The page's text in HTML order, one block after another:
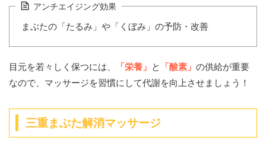
アンチエイジング効果
まぶたの「たるみ」や「くぼみ」の予防・改善
目元を若々しく保つには、 「栄養」 と 「酸素」 の供給が重要
なので、マッサージを習慣にして代謝を向上させましょう！
三重まぶた解消マッサージ